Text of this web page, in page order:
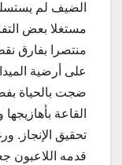
الضيف لم
مستغلا بعض
منتصرا بفارق
على أرضية
ضجت بالحياة
القاعة
تحقيق الإنجاز.
قدمه اللاعبون